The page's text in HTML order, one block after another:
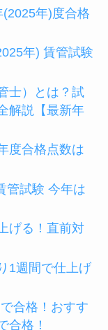
年)度合格
年) 賃管試験
士）とは？試
解説【最新年
度合格点数は
管試験 今年は
げる！直前対
1週間で仕上げ
合格！おすす
格！